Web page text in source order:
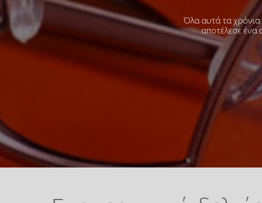
Όλα αυτά τα χρόνια
αποτέλεσε ένα